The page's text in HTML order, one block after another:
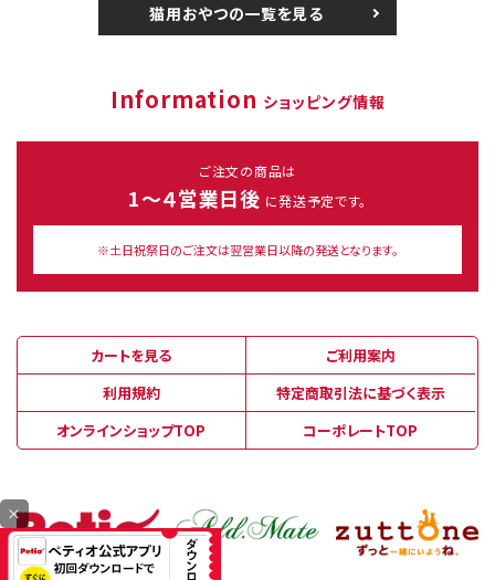
猫用おやつの一覧を見る
Information ショッピング情報
ご注文の商品は
1～４営業日後 に発送予定です。
※土日祝祭日のご注文は翌営業日以降の発送となります。
カートを見る
ご利用案内
利用規約
特定商取引法に基づく表示
オンラインショップTOP
コーポレートTOP
×